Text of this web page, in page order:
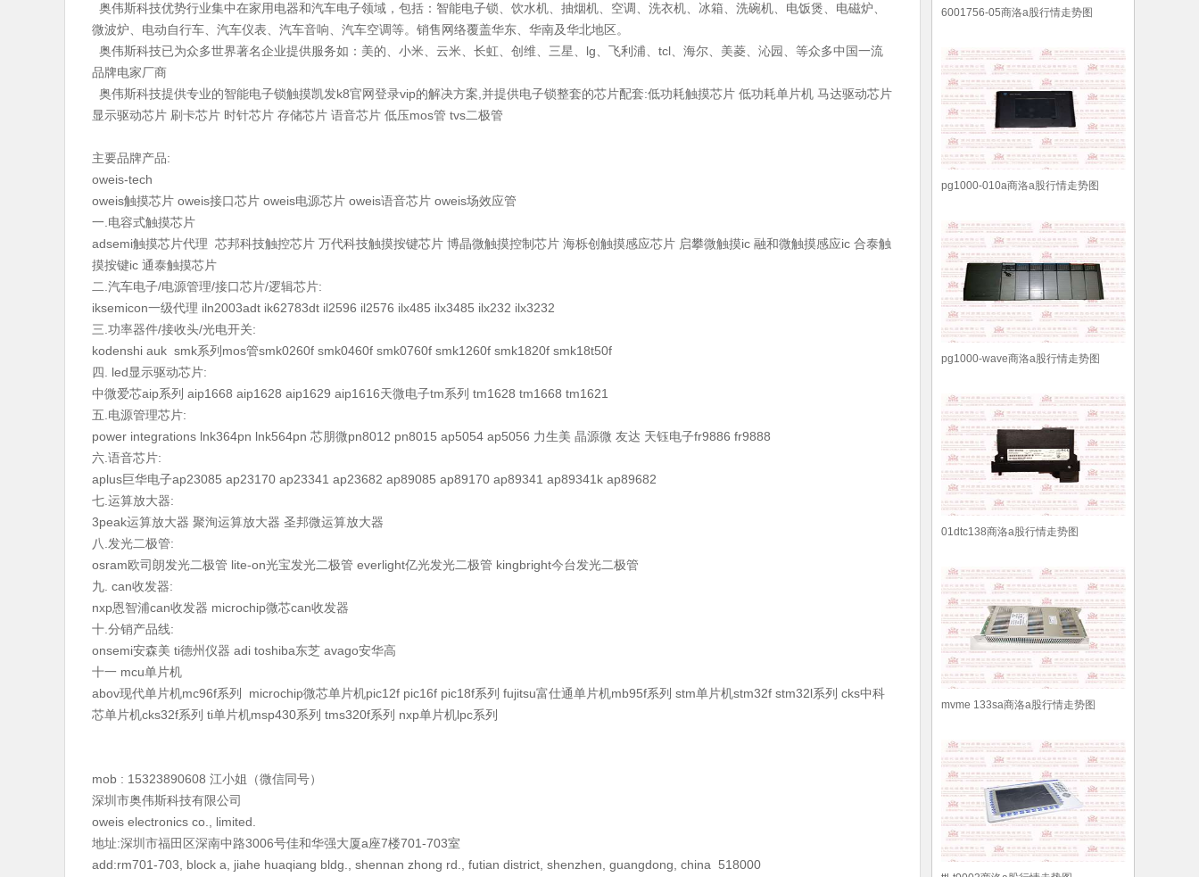
奥伟斯科技优势行业集中在家用电器和汽车电子领域，包括：智能电子锁、饮水机、抽烟机、空调、洗衣机、冰箱、洗碗机、电饭煲、电磁炉、
微波炉、电动自行车、汽车仪表、汽车音响、汽车空调等。销售网络覆盖华东、华南及华北地区。
奥伟斯科技已为众多世界著名企业提供服务如：美的、小米、云米、长虹、创维、三星、lg、飞利浦、tcl、海尔、美菱、沁园、等众多中国一流
品牌电家厂商
奥伟斯科技提供专业的智能电子锁触摸凯发k8官网登录vip的解决方案,并提供电子锁整套的芯片配套:低功耗触摸芯片 低功耗单片机 马达驱动芯片
显示驱动芯片 刷卡芯片 时针芯片 存储芯片 语音芯片 低压mos管 tvs二极管
主要品牌产品:
oweis-tech
oweis触摸芯片 oweis接口芯片 oweis电源芯片 oweis语音芯片 oweis场效应管
一.电容式触摸芯片
adsemi触摸芯片代理 芯邦科技触控芯片 万代科技触摸按键芯片 博晶微触摸控制芯片 海栎创触摸感应芯片 启攀微触摸ic 融和微触摸感应ic 合泰触
摸按键ic 通泰触摸芯片
二.汽车电子/电源管理/接口芯片/逻辑芯片:
iksemicon一级代理 iln2003adt ik62783dt il2596 il2576 ilx485 ilx3485 ilx232 ilx3232
三.功率器件/接收头/光电开关:
kodenshi auk smk系列mos管smk0260f smk0460f smk0760f smk1260f smk1820f smk18t50f
四. led显示驱动芯片:
中微爱芯aip系列 aip1668 aip1628 aip1629 aip1616天微电子tm系列 tm1628 tm1668 tm1621
五.电源管理芯片:
power integrations lnk364pn lnk564pn 芯朋微pn8012 pn8015 ap5054 ap5056 力生美 晶源微 友达 天钰电子fr9886 fr9888
六.语音芯片:
aplus巨华电子ap23085 ap23170 ap23341 ap23682 ap89085 ap89170 ap89341 ap89341k ap89682
七.运算放大器:
3peak运算放大器 聚洵运算放大器 圣邦微运算放大器
八.发光二极管:
osram欧司朗发光二极管 lite-on光宝发光二极管 everlight亿光发光二极管 kingbright今台发光二极管
九. can收发器:
nxp恩智浦can收发器 microchip微芯can收发器
十.分销产品线:
onsemi安森美 ti德州仪器 adi toshiba东芝 avago安华高
十一 mcu单片机
abov现代单片机mc96f系列 microchip微芯单片机pic12f pic16f pic18f系列 fujitsu富仕通单片机mb95f系列 stm单片机stm32f stm32l系列 cks中科
芯单片机cks32f系列 ti单片机msp430系列 tms320f系列 nxp单片机lpc系列
mob : 15323890608 江小姐（微信同号）
深圳市奥伟斯科技有限公司
oweis electronics co., limited.
地址:深圳市福田区深南中路3006号佳和华强大厦a座7楼701-703室
add:rm701-703, block a, jiahe huaqiang bldg., shennan zhong rd., futian district, shenzhen, guangdong, china 518000
6001756-05商洛a股行情走势图
pg1000-010a商洛a股行情走势图
pg1000-wave商洛a股行情走势图
01dtc138商洛a股行情走势图
mvme 133sa商洛a股行情走势图